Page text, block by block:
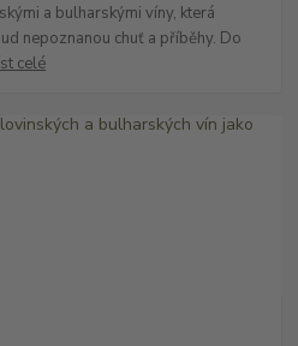
a bulharskými víny, která
nepoznanou chuť a příběhy. Do
celé